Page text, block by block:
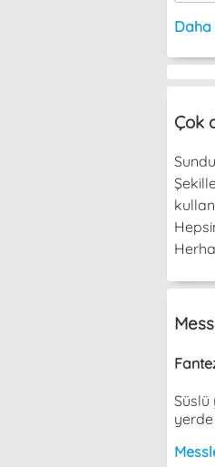
Daha
Çok
Süslü
yerde